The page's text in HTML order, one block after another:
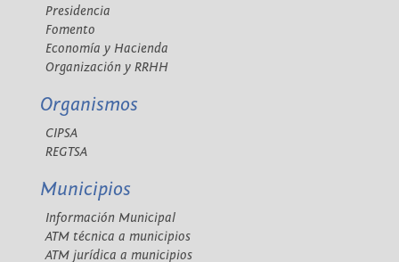
Presidencia
Fomento
Economía y Hacienda
Organización y RRHH
Organismos
CIPSA
REGTSA
Municipios
Información Municipal
ATM técnica a municipios
ATM jurídica a municipios